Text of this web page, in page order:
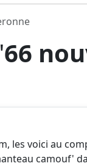
66
les voici au
camouf'